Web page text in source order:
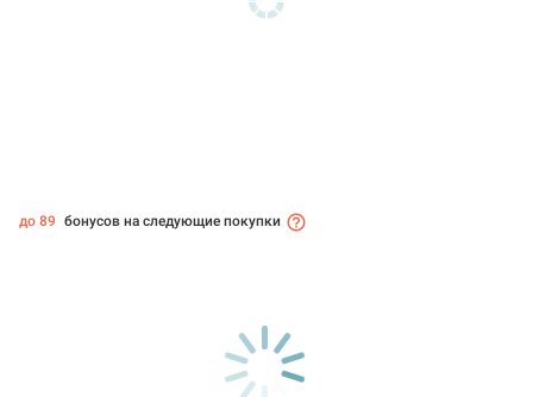
до 89 бонусов на следующие покупки